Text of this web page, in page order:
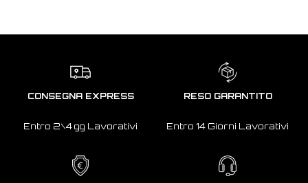
CONSEGNA EXPRESS
Entro 2\4 gg Lavorativi
RESO GARANTITO
Entro 14 Giorni Lavorativi